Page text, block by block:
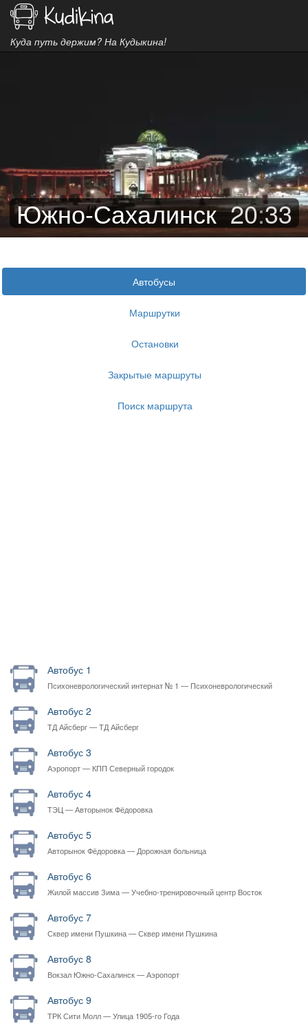
Куда путь держим? На Кудыкина!
Южно-Сахалинск 20:33
Автобусы
Маршрутки
Остановки
Закрытые маршруты
Поиск маршрута
Автобус 1
Психоневрологический интернат № 1 — Психоневрологический
Автобус 2
ТД Айсберг — ТД Айсберг
Автобус 3
Аэропорт — КПП Северный городок
Автобус 4
ТЭЦ — Авторынок Фёдоровка
Автобус 5
Авторынок Фёдоровка — Дорожная больница
Автобус 6
Жилой массив Зима — Учебно-тренировочный центр Восток
Автобус 7
Сквер имени Пушкина — Сквер имени Пушкина
Автобус 8
Вокзал Южно-Сахалинск — Аэропорт
Автобус 9
ТРК Сити Молл — Улица 1905-го Года